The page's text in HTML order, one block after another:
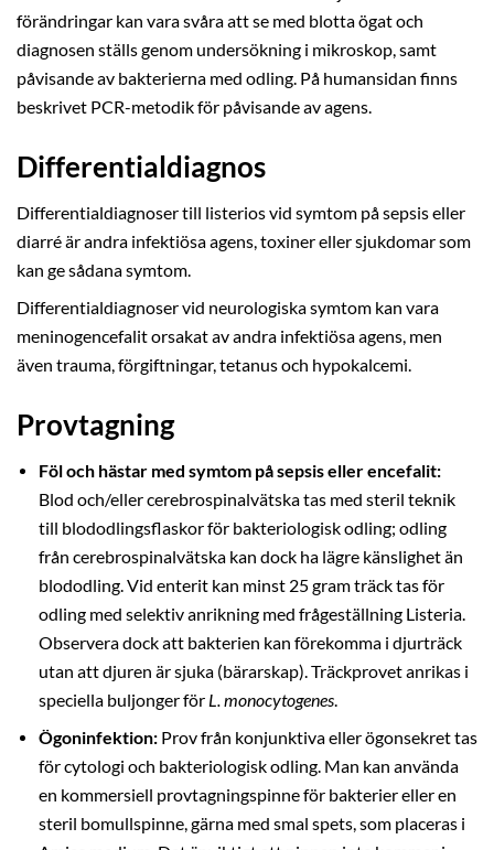
förändringar kan vara svåra att se med blotta ögat och
diagnosen ställs genom undersökning i mikroskop, samt
påvisande av bakterierna med odling. På humansidan finns
beskrivet PCR-metodik för påvisande av agens.
Differentialdiagnos
Differentialdiagnoser till listerios vid symtom på sepsis eller
diarré är andra infektiösa agens, toxiner eller sjukdomar som
kan ge sådana symtom.
Differentialdiagnoser vid neurologiska symtom kan vara
meninogencefalit orsakat av andra infektiösa agens, men
även trauma, förgiftningar, tetanus och hypokalcemi.
Provtagning
Föl och hästar med symtom på sepsis eller encefalit:
Blod och/eller cerebrospinalvätska tas med steril teknik
till blododlingsflaskor för bakteriologisk odling; odling
från cerebrospinalvätska kan dock ha lägre känslighet än
blododling. Vid enterit kan minst 25 gram träck tas för
odling med selektiv anrikning med frågeställning Listeria.
Observera dock att bakterien kan förekomma i djurträck
utan att djuren är sjuka (bärarskap). Träckprovet anrikas i
speciella buljonger för L. monocytogenes.
Ögoninfektion: Prov från konjunktiva eller ögonsekret tas
för cytologi och bakteriologisk odling. Man kan använda
en kommersiell provtagningspinne för bakterier eller en
steril bomullspinne, gärna med smal spets, som placeras i